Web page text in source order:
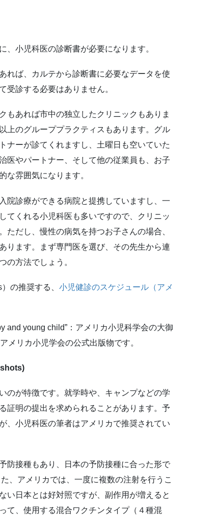
小児科医の診断書が必要になります。
れば、カルテから診断書に必要なデータを使
受診する必要はありません。
もあれば市中の独立したクリニックもありま
上のグループプラクティスもあります。グル
ナーが診てくれますし、土曜日も空いていた
医やパートナー、そして他の従業員も、お子
な雰囲気になります。
院診療ができる病院と提携していますし、一
てくれる小児科医も多いですので、クリニッ
だし、慢性の病気を持つお子さんの場合、
ります。まず専門医を選び、その先生から連
の方法でしょう。
の推奨する、 小児健診のスケジュール（アメ
and young child”：アメリカ小児科学会の大御
メリカ小児学会の公式出版物です。
のが特徴です。就学時や、キャンプなどの学
証明の提出を求められることがあります。予
、小児科医の筆者はアメリカで推奨されてい
防接種もあり、日本の予防接種に合った形で
、アメリカでは、一度に複数の注射を行うこ
い日本とは好対照ですが、副作用が増えると
て、使用する混合ワクチンタイプ（４種混